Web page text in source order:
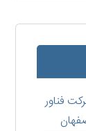
فناور